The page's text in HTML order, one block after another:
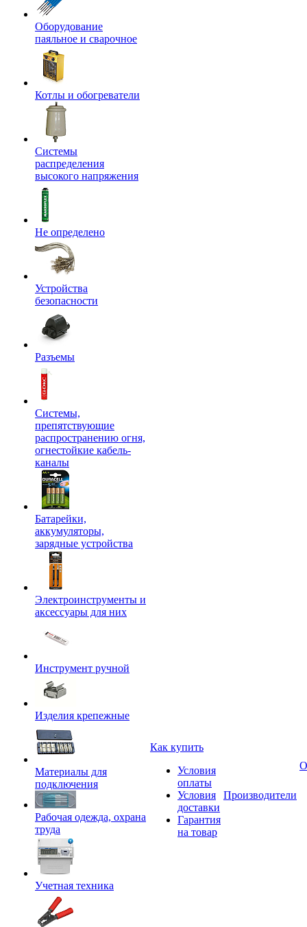
Оборудование
паяльное и сварочное
Котлы и обогреватели
Системы
распределения
высокого напряжения
Не определено
Устройства
безопасности
Разъемы
Системы,
препятствующие
распространению огня,
огнестойкие кабель-
каналы
Батарейки,
аккумуляторы,
зарядные устройства
Электроинструменты и
аксессуары для них
Инструмент ручной
Изделия крепежные
Материалы для
подключения
Рабочая одежда, охрана
труда
Учетная техника
Как купить
Условия
оплаты
Условия
доставки
Гарантия
на товар
Производители